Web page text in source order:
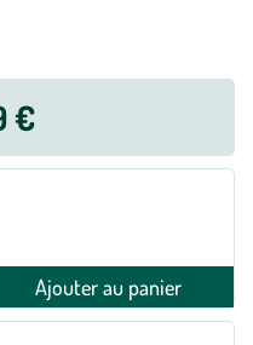
€
Ajouter au panier